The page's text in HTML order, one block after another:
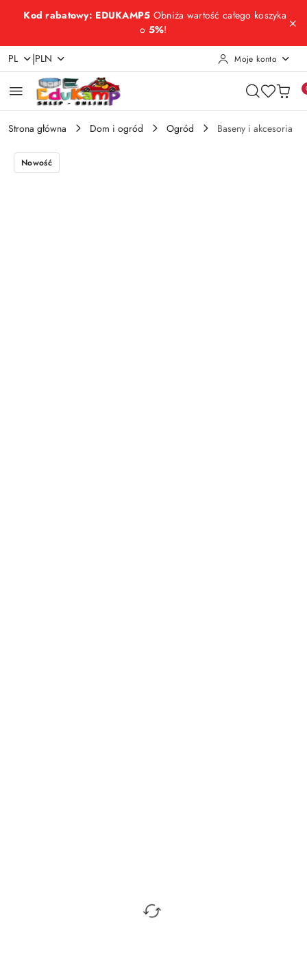
Przejdź do treści głównej
Przejdź do wyszukiwarki
Przejdź do moje konto
Przejdź do menu głównego
Przejdź do opisu produktu
Przejdź do stopki
Kod rabatowy: EDUKAMP5 Obniża wartość całego koszyka
o 5%!
PL |PLN Moje konto
Strona główna Dom i ogród Ogród Baseny i akcesoria
Nowość